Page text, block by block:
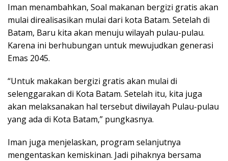
Iman menambahkan, Soal makanan bergizi gratis akan
mulai direalisasikan mulai dari kota Batam. Setelah di
Batam, Baru kita akan menuju wilayah pulau-pulau.
Karena ini berhubungan untuk mewujudkan generasi
Emas 2045.
“Untuk makakan bergizi gratis akan mulai di
selenggarakan di Kota Batam. Setelah itu, kita juga
akan melaksanakan hal tersebut diwilayah Pulau-pulau
yang ada di Kota Batam,” pungkasnya.
Iman juga menjelaskan, program selanjutnya
mengentaskan kemiskinan. Jadi pihaknya bersama